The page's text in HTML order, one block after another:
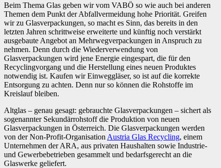
Beim Thema Glas geben wir vom VABÖ so wie auch bei anderen
Themen dem Punkt der Abfallvermeidung hohe Priorität. Greifen
wir zu Glasverpackungen, so macht es Sinn, das bereits in den
letzten Jahren schrittweise erweiterte und künftig noch verstärkt
ausgebaute Angebot an Mehrwegverpackungen in Anspruch zu
nehmen. Denn durch die Wiederverwendung von
Glasverpackungen wird jene Energie eingespart, die für den
Recyclingvorgang und die Herstellung eines neuen Produktes
notwendig ist. Kaufen wir Einweggläser, so ist auf die korrekte
Entsorgung zu achten. Denn nur so können die Rohstoffe im
Kreislauf bleiben.
Altglas – genau gesagt: gebrauchte Glasverpackungen – sichert als
sogenannter Sekundärrohstoff die Produktion von neuen
Glasverpackungen in Österreich. Die Glasverpackungen werden
von der Non-Profit-Organisation Austria Glas Recycling, einem
Unternehmen der ARA, aus privaten Haushalten sowie Industrie-
und Gewerbebetrieben gesammelt und bedarfsgerecht an die
Glaswerke geliefert.